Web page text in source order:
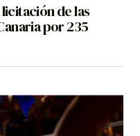
de las
por 235